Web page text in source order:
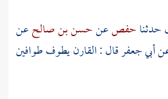
حدثناحفصعنحسن بن صالحعن
أبي جعفرقال : القارن يطوف طوافين